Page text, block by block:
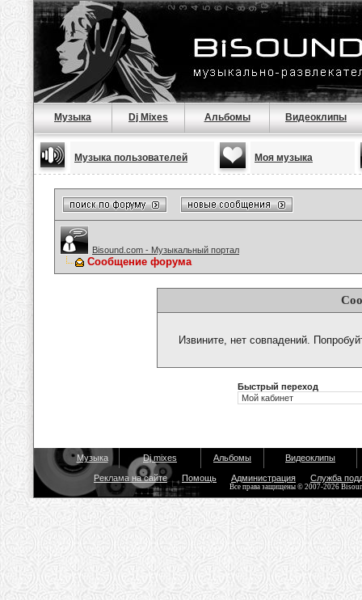
Музыка Dj Mixes Альбомы Видеоклипы
Музыка пользователей Моя музыка
Bisound.com - Музыкальный портал
Сообщение форума
Извините, нет совпадений.
Быстрый переход
Музыка Dj mixes Альбомы Видеоклипы
Реклама на сайте Помощь Администрация Служба
Все права защищены © 2007-2026